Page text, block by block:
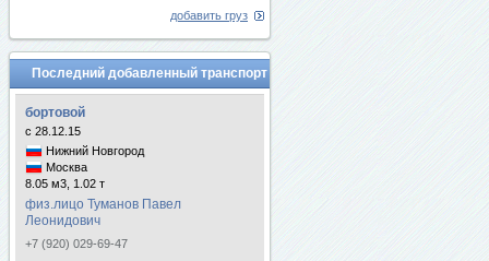
добавить груз
Последний добавленный транспорт
бортовой
с 28.12.15
Нижний Новгород
Москва
8.05 м3, 1.02 т
физ.лицо Туманов Павел
Леонидович
+7 (920) 029-69-47